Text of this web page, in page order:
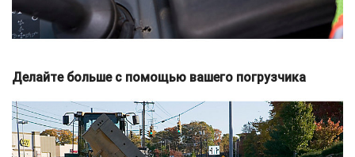
Делайте больше с помощью вашего погрузчика